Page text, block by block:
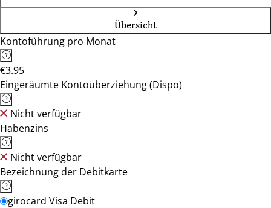
Übersicht
Kontoführung pro Monat
€3.95
Eingeräumte Kontoüberziehung (Dispo)
Nicht verfügbar
Habenzins
Nicht verfügbar
Bezeichnung der Debitkarte
girocard Visa Debit